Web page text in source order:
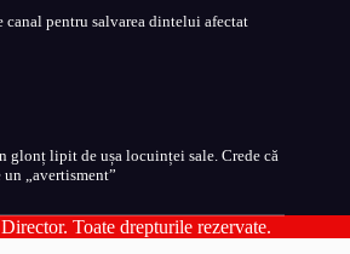
pentru salvarea dintelui afectat
glonț lipit de ușa locuinței sale. Crede că
un „avertisment”
Toate drepturile rezervate.